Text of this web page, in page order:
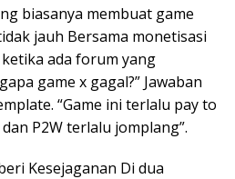
biasanya membuat game
jauh Bersama monetisasi
ada forum yang
game x gagal?” Jawaban
“Game ini terlalu pay to
P2W terlalu jomplang”.
Kesejaganan Di dua